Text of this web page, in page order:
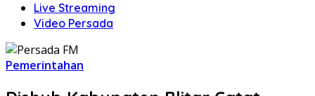
Live Streaming
Video Persada
Pemerintahan